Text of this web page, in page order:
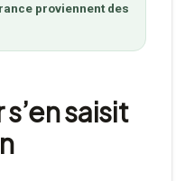
proviennent des
saisit